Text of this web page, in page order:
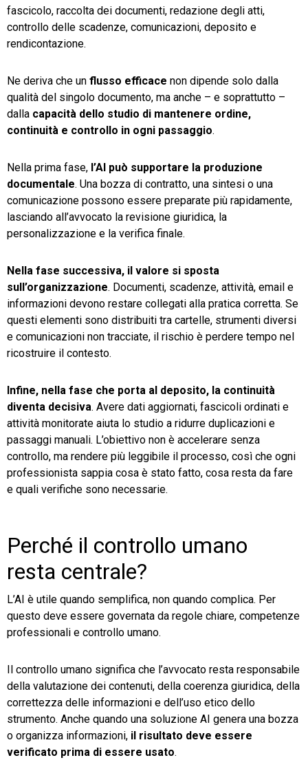
fascicolo, raccolta dei documenti, redazione degli atti,
controllo delle scadenze, comunicazioni, deposito e
rendicontazione.
Ne deriva che un flusso efficace non dipende solo dalla
qualità del singolo documento, ma anche – e soprattutto –
dalla capacità dello studio di mantenere ordine,
continuità e controllo in ogni passaggio.
Nella prima fase, l’AI può supportare la produzione
documentale. Una bozza di contratto, una sintesi o una
comunicazione possono essere preparate più rapidamente,
lasciando all’avvocato la revisione giuridica, la
personalizzazione e la verifica finale.
Nella fase successiva, il valore si sposta
sull’organizzazione. Documenti, scadenze, attività, email e
informazioni devono restare collegati alla pratica corretta. Se
questi elementi sono distribuiti tra cartelle, strumenti diversi
e comunicazioni non tracciate, il rischio è perdere tempo nel
ricostruire il contesto.
Infine, nella fase che porta al deposito, la continuità
diventa decisiva. Avere dati aggiornati, fascicoli ordinati e
attività monitorate aiuta lo studio a ridurre duplicazioni e
passaggi manuali. L’obiettivo non è accelerare senza
controllo, ma rendere più leggibile il processo, così che ogni
professionista sappia cosa è stato fatto, cosa resta da fare
e quali verifiche sono necessarie.
Perché il controllo umano
resta centrale?
L’AI è utile quando semplifica, non quando complica. Per
questo deve essere governata da regole chiare, competenze
professionali e controllo umano.
Il controllo umano significa che l’avvocato resta responsabile
della valutazione dei contenuti, della coerenza giuridica, della
correttezza delle informazioni e dell’uso etico dello
strumento. Anche quando una soluzione AI genera una bozza
o organizza informazioni, il risultato deve essere
verificato prima di essere usato.